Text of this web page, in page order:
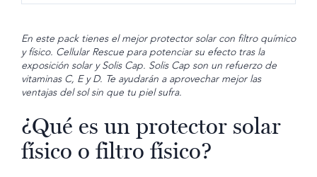
En este pack tienes el mejor protector solar con filtro químico
y físico. Cellular Rescue para potenciar su efecto tras la
exposición solar y Solis Cap. Solis Cap son un refuerzo de
vitaminas C, E y D. Te ayudarán a aprovechar mejor las
ventajas del sol sin que tu piel sufra.
¿Qué es un protector solar
físico o filtro físico?